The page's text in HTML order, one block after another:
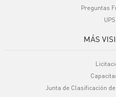
Preguntas
MÁS
Junta de Clasificación